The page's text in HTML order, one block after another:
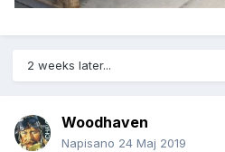
2 weeks later...
Woodhaven
Napisano 24 Maj 2019